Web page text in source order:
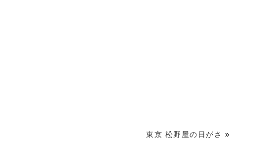
東京 松野屋の日がさ »